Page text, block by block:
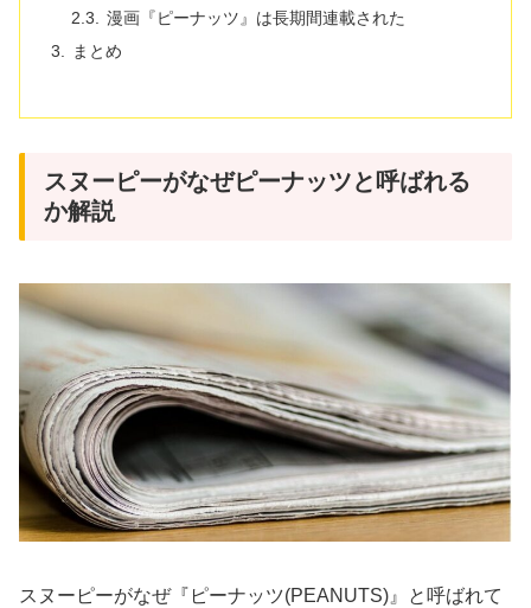
漫画『ピーナッツ』は長期間連載された
まとめ
スヌーピーがなぜピーナッツと呼ばれる
か解説
スヌーピーがなぜ『ピーナッツ(PEANUTS)』と呼ばれて